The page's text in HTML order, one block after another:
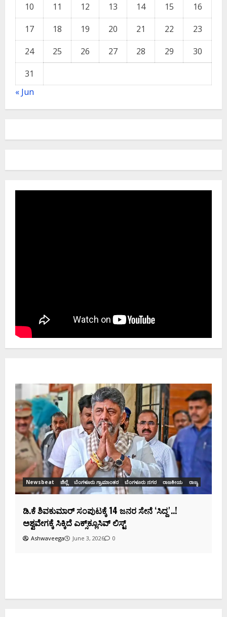
10
11 12 13 14 15
16
17
18 19 20 21 22
23
24
25 26 27 28 29
30
31
« Jun
Newsbeat ಜಿಲ್ಲೆ ರಾಜಕೀಯ ರಾಜ್ಯ
ಡಿಕೆಶಿ ಜತೆ 14 ಮಂದಿ ಪ್ರಮಾಣವಚನ ಸಾಧ್ಯತೆ.. ಇಲ್ಲಿದೆ
ಸಂಭಾವ್ಯ ಸಚಿವರ ಫೈನಲ್ ಲಿಸ್ಟ್‌!
Ashwaveega June 3, 2026 0